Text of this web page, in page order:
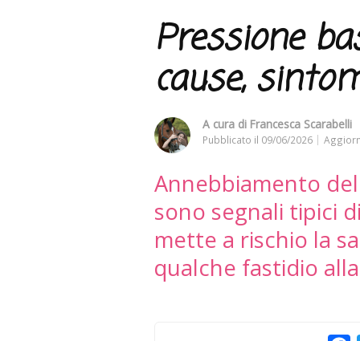
Pressione
cause,
A cura di Francesca Scarabelli
Pubblicato il 09/06/2026
Annebbiamento
sono segnali tipici
mette a rischio la
qualche fastidio